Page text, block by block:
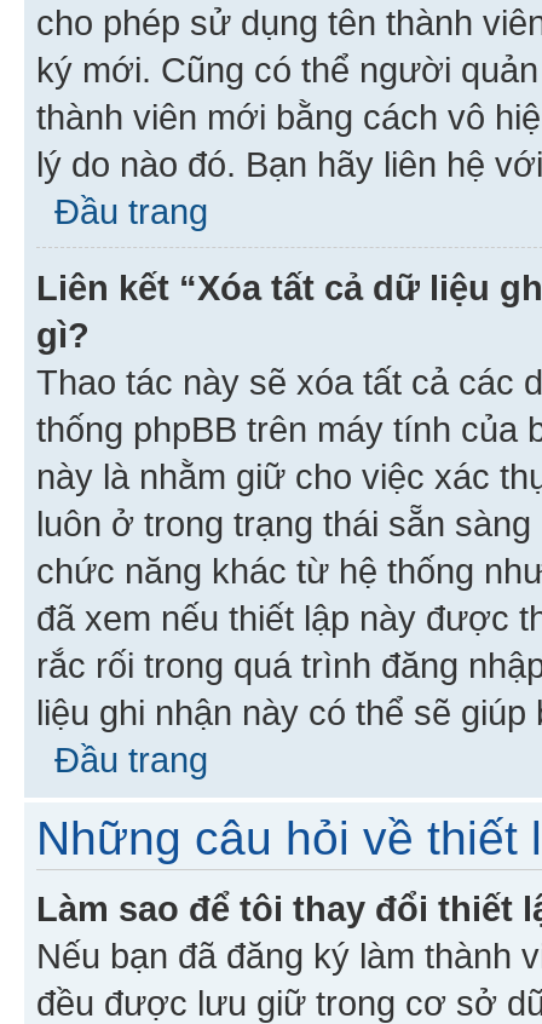
cho phép sử dụng tên thành
ký mới. Cũng có thể người
thành viên mới bằng cách vô
lý do nào đó. Bạn hãy liên hệ
Đầu trang
Liên kết “Xóa tất cả dữ liệu
gì?
Thao tác này sẽ xóa tất cả các
thống phpBB trên máy tính của
này là nhằm giữ cho việc xác
luôn ở trong trạng thái sẵn
chức năng khác từ hệ thống
đã xem nếu thiết lập này được
rắc rối trong quá trình đăng
liệu ghi nhận này có thể sẽ
Đầu trang
Những câu hỏi về thiết
Làm sao để tôi thay đổi thiết
Nếu bạn đã đăng ký làm thành
đều được lưu giữ trong cơ sở